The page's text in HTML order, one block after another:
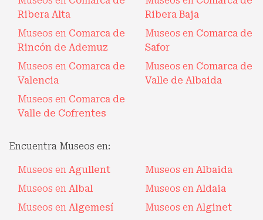
Ribera Alta
Ribera Baja
Museos en Comarca de
Rincón de Ademuz
Museos en Comarca de
Safor
Museos en Comarca de
Valencia
Museos en Comarca de
Valle de Albaida
Museos en Comarca de
Valle de Cofrentes
Encuentra Museos en:
Museos en Agullent Museos en Albaida
Museos en Albal Museos en Aldaia
Museos en Algemesí Museos en Alginet